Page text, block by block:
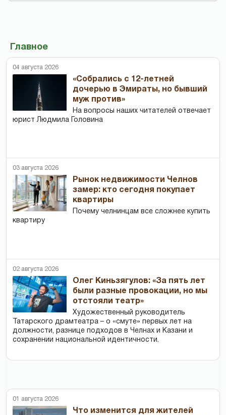
Главное
04 августа 2026
«Собрались с 12-летней
дочерью в Эмираты, но бывший
муж против»
На вопросы наших читателей отвечает
юрист Людмила Головина
03 августа 2026
Рынок недвижимости Челнов
замер: кто сегодня покупает
квартиры
Почему челнинцам все сложнее купить
квартиру
02 августа 2026
Олег Киньзягулов: «За пять лет
были разные провокации, но мы
отстояли театр»
Художественный руководитель
Татарского драмтеатра – о «смуте» первых лет на
должности, разнице подходов в Челнах и Казани и
сохранении национальной идентичности.
01 августа 2026
Что изменится для жителей